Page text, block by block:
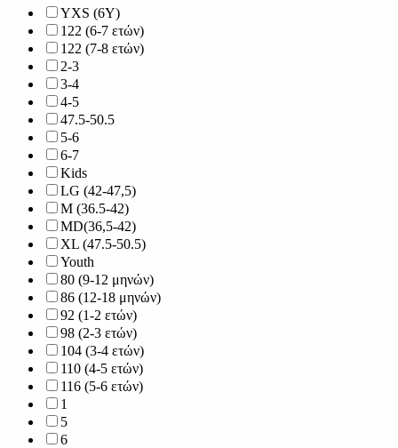
YXS (6Y)
122 (6-7 ετών)
122 (7-8 ετών)
2-3
3-4
4-5
47.5-50.5
5-6
6-7
Kids
LG (42-47,5)
M (36.5-42)
MD(36,5-42)
XL (47.5-50.5)
Youth
80 (9-12 μηνών)
86 (12-18 μηνών)
92 (1-2 ετών)
98 (2-3 ετών)
104 (3-4 ετών)
110 (4-5 ετών)
116 (5-6 ετών)
1
5
6